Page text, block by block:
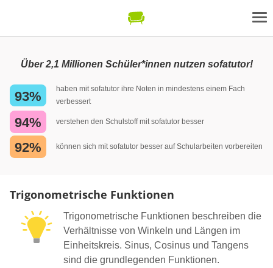
Über 2,1 Millionen Schüler*innen nutzen sofatutor!
93%
haben mit sofatutor ihre Noten in mindestens einem Fach
verbessert
94% verstehen den Schulstoff mit sofatutor besser
92% können sich mit sofatutor besser auf Schularbeiten vorbereiten
Trigonometrische Funktionen
Trigonometrische Funktionen beschreiben die
Verhältnisse von Winkeln und Längen im
Einheitskreis. Sinus, Cosinus und Tangens
sind die grundlegenden Funktionen.